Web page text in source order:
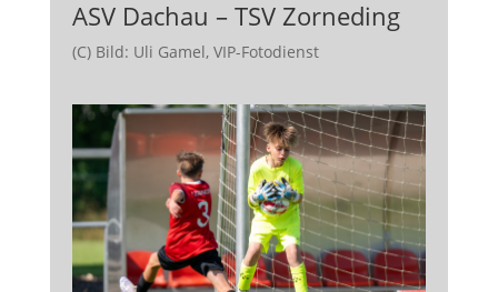
ASV Dachau – TSV Zorneding
(C) Bild: Uli Gamel, VIP-Fotodienst